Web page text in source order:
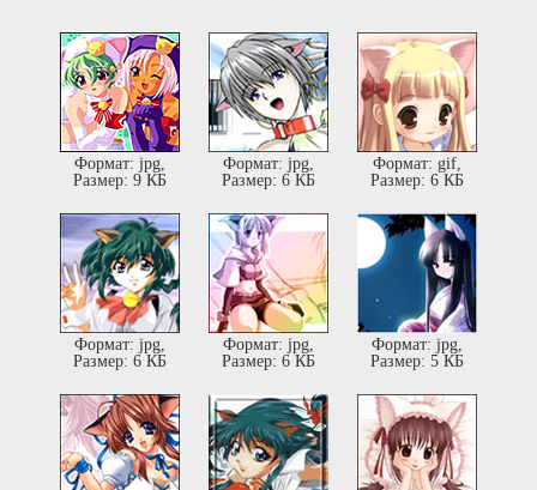
Формат: jpg,
Размер: 9 КБ
Формат: jpg,
Размер: 6 КБ
Формат: gif,
Размер: 6 КБ
Формат: jpg,
Размер: 6 КБ
Формат: jpg,
Размер: 6 КБ
Формат: jpg,
Размер: 5 КБ